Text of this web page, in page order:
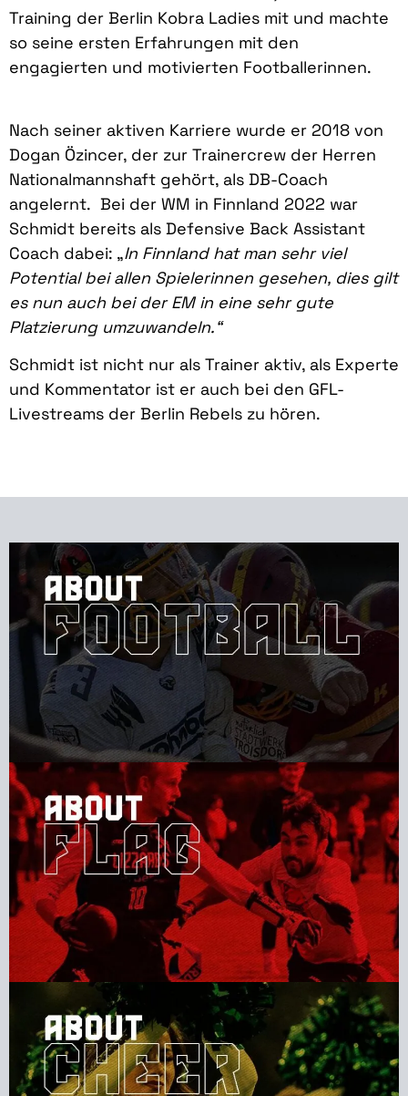
Training der Berlin Kobra Ladies mit und machte
so seine ersten Erfahrungen mit den
engagierten und motivierten Footballerinnen.
Nach seiner aktiven Karriere wurde er 2018 von
Dogan Özincer, der zur Trainercrew der Herren
Nationalmannshaft gehört, als DB-Coach
angelernt. Bei der WM in Finnland 2022 war
Schmidt bereits als Defensive Back Assistant
Coach dabei: „In Finnland hat man sehr viel
Potential bei allen Spielerinnen gesehen, dies gilt
es nun auch bei der EM in eine sehr gute
Platzierung umzuwandeln.“
Schmidt ist nicht nur als Trainer aktiv, als Experte
und Kommentator ist er auch bei den GFL-
Livestreams der Berlin Rebels zu hören.